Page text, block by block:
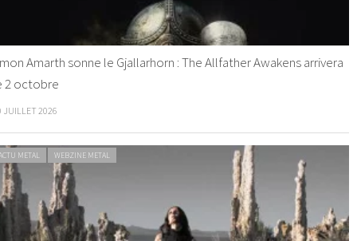
Amarth sonne le Gjallarhorn : The Allfather Awakens arrivera
2 octobre
JUILLET 2026
METAL WEBZINE METAL